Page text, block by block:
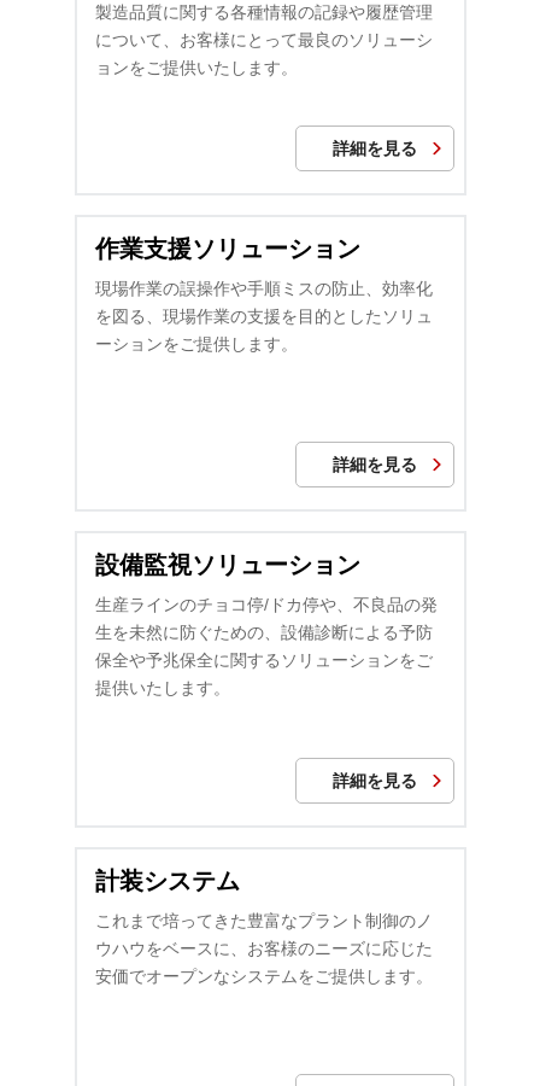
製造品質に関する各種情報の記録や履歴管理
について、お客様にとって最良のソリューシ
ョンをご提供いたします。
詳細を見る
作業支援ソリューション
現場作業の誤操作や手順ミスの防止、効率化
を図る、現場作業の支援を目的としたソリュ
ーションをご提供します。
詳細を見る
設備監視ソリューション
生産ラインのチョコ停/ドカ停や、不良品の発
生を未然に防ぐための、設備診断による予防
保全や予兆保全に関するソリューションをご
提供いたします。
詳細を見る
計装システム
これまで培ってきた豊富なプラント制御のノ
ウハウをベースに、お客様のニーズに応じた
安価でオープンなシステムをご提供します。